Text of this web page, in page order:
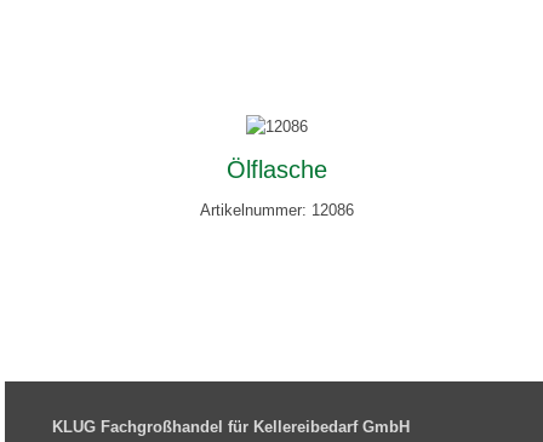
Ölflasche
Artikelnummer: 12086
KLUG Fachgroßhandel für Kellereibedarf GmbH